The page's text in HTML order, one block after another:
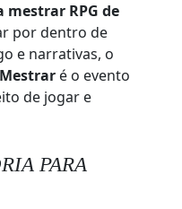
mestrar RPG de
por dentro de
e narrativas, o
é o evento
de jogar e
PARA